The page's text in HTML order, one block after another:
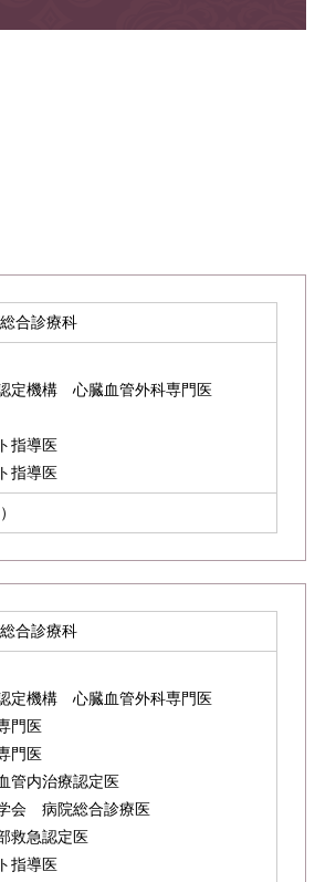
合診療科
定機構 心臓血管外科専門医
指導医
指導医
合診療科
定機構 心臓血管外科専門医
門医
門医
管内治療認定医
会 病院総合診療医
救急認定医
指導医